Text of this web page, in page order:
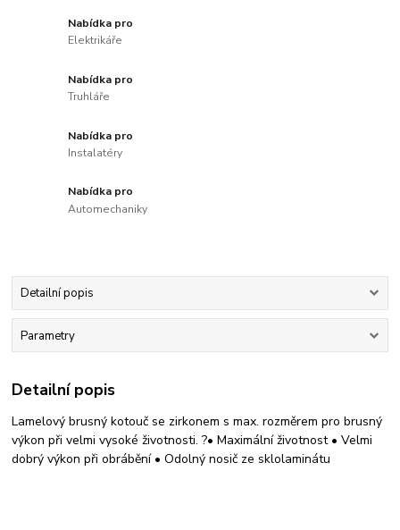
Nabídka pro
Elektrikáře
Nabídka pro
Truhláře
Nabídka pro
Instalatéry
Nabídka pro
Automechaniky
Detailní popis
Parametry
Detailní popis
Lamelový brusný kotouč se zirkonem s max. rozměrem pro brusný
výkon při velmi vysoké životnosti. ?• Maximální životnost • Velmi
dobrý výkon při obrábění • Odolný nosič ze sklolaminátu